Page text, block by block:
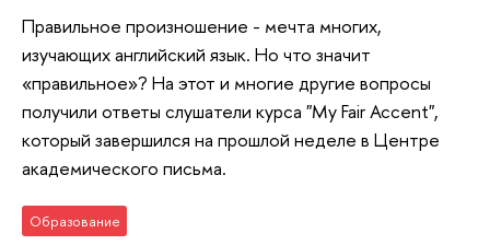
Правильное произношение - мечта многих,
изучающих английский язык. Но что значит
«правильное»? На этот и многие другие вопросы
получили ответы слушатели курса "My Fair Accent",
который завершился на прошлой неделе в Центре
академического письма.
Образование